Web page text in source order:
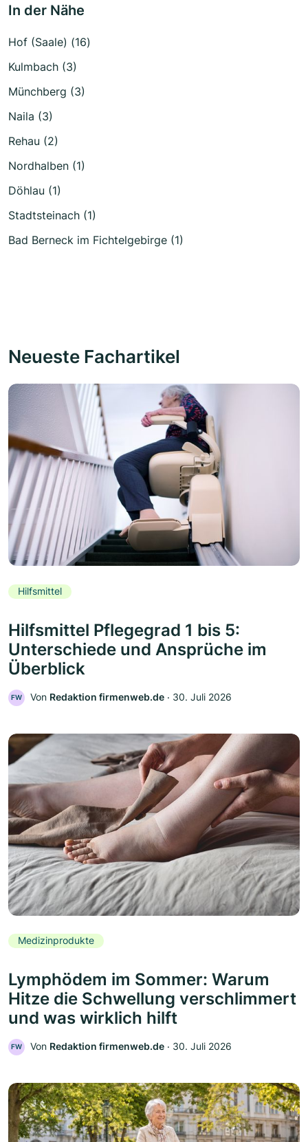
In der Nähe
Hof (Saale) (16)
Kulmbach (3)
Münchberg (3)
Naila (3)
Rehau (2)
Nordhalben (1)
Döhlau (1)
Stadtsteinach (1)
Bad Berneck im Fichtelgebirge (1)
Neueste Fachartikel
Hilfsmittel
Hilfsmittel Pflegegrad 1 bis 5:
Unterschiede und Ansprüche im
Überblick
FW Von Redaktion firmenweb.de ‧ 30. Juli 2026
Medizinprodukte
Lymphödem im Sommer: Warum
Hitze die Schwellung verschlimmert
und was wirklich hilft
FW Von Redaktion firmenweb.de ‧ 30. Juli 2026